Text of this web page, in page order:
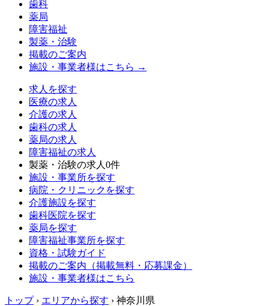
歯科
薬局
障害福祉
製薬・治験
掲載のご案内
施設・事業者様はこちら →
求人を探す
医療の求人
介護の求人
歯科の求人
薬局の求人
障害福祉の求人
製薬・治験の求人 0件
施設・事業所を探す
病院・クリニックを探す
介護施設を探す
歯科医院を探す
薬局を探す
障害福祉事業所を探す
資格・試験ガイド
掲載のご案内（掲載無料・応募課金）
施設・事業者様はこちら
トップ › エリアから探す › 神奈川県